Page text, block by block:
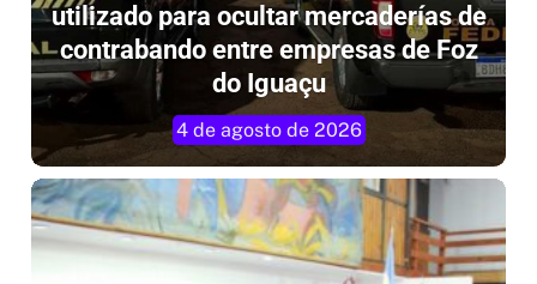
utilizado para ocultar mercaderías de
contrabando entre empresas de Foz
do Iguaçu
4 de agosto de 2026